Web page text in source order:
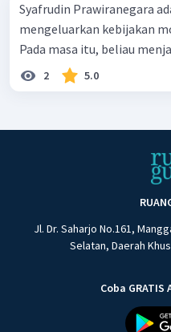
Syafrudin Prawiranegara
mengeluarkan kebijakan
Pada masa itu, beliau
2 5.0
Jl. Dr. Saharjo No.161,
Selatan, Daerah
Coba